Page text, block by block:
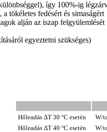
így 100%-ig
fedésért és simaságért
alján az iszap felgyülemlését
egyeztetni szükséges)
Hőleadás ΔT 30 °C esetén
W/
Hőleadás ΔT 40 °C esetén
W/